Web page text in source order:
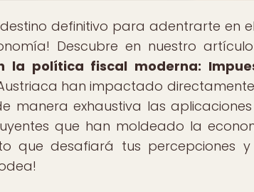
definitivo para adentrarte en
Descubre en nuestro
la política fiscal moderna:
han impactado
manera exhaustiva las
que han moldeado la
que desafiará tus percepciones